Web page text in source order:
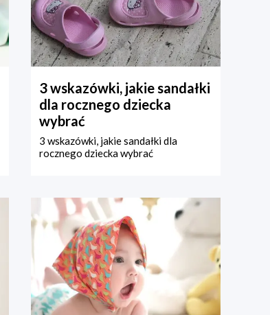
3 wskazówki, jakie sandałki
dla rocznego dziecka
wybrać
3 wskazówki, jakie sandałki dla
rocznego dziecka wybrać